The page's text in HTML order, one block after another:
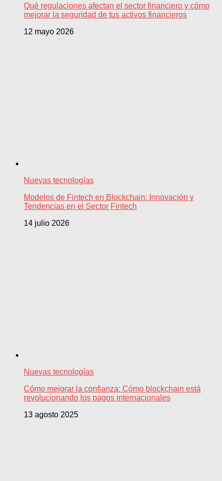
Qué regulaciones afectan el sector financiero y cómo
mejorar la seguridad de tus activos financieros
12 mayo 2026
Nuevas tecnologías
Modelos de Fintech en Blockchain: Innovación y
Tendencias en el Sector Fintech
14 julio 2026
Nuevas tecnologías
Cómo mejorar la confianza: Cómo blockchain está
revolucionando los pagos internacionales
13 agosto 2025